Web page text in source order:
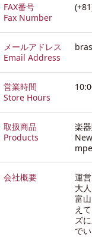
FAX番号
Fax Number
メールアドレス
Email Address
営業時間
Store Hours
取扱商品
Products
楽
会社概要
運
大
富
え
ズ
で